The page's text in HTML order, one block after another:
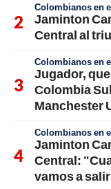
Colombianos en
Jaminton
Central al
Colombianos en
Jugador,
Colombia
Manchester
Colombianos en
Jaminton
Central:
vamos a